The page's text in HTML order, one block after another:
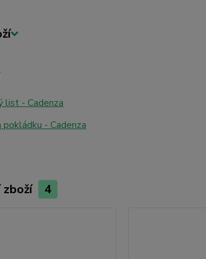
list - Cadenza
pokládku - Cadenza
zboží 4